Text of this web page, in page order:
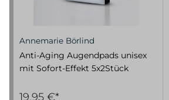
Annemarie Börlind
Anti-Aging Augendpads unisex
mit Sofort-Effekt 5x2Stück
19,95 €*